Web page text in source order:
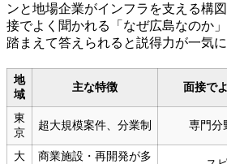
ンと地場企業がインフラを支える構
接でよく聞かれる「なぜ広島なのか
踏まえて答えられると説得力が一気に
地
域
主な特徴 面接で
東
京
超大規模案件、分業制 専門分
大
商業施設・再開発が多